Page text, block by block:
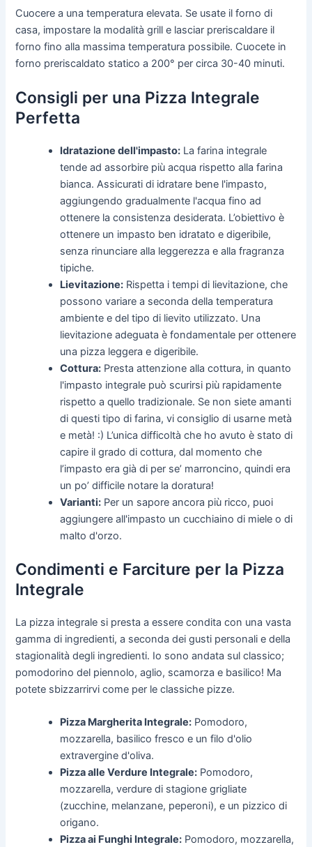
Cuocere a una temperatura elevata. Se usate il forno di
casa, impostare la modalità grill e lasciar preriscaldare il
forno fino alla massima temperatura possibile. Cuocete in
forno preriscaldato statico a 200° per circa 30-40 minuti.
Consigli per una Pizza Integrale
Perfetta
Idratazione dell'impasto: La farina integrale
tende ad assorbire più acqua rispetto alla farina
bianca. Assicurati di idratare bene l'impasto,
aggiungendo gradualmente l'acqua fino ad
ottenere la consistenza desiderata. L’obiettivo è
ottenere un impasto ben idratato e digeribile,
senza rinunciare alla leggerezza e alla fragranza
tipiche.
Lievitazione: Rispetta i tempi di lievitazione, che
possono variare a seconda della temperatura
ambiente e del tipo di lievito utilizzato. Una
lievitazione adeguata è fondamentale per ottenere
una pizza leggera e digeribile.
Cottura: Presta attenzione alla cottura, in quanto
l'impasto integrale può scurirsi più rapidamente
rispetto a quello tradizionale. Se non siete amanti
di questi tipo di farina, vi consiglio di usarne metà
e metà! :) L’unica difficoltà che ho avuto è stato di
capire il grado di cottura, dal momento che
l’impasto era già di per se’ marroncino, quindi era
un po’ difficile notare la doratura!
Varianti: Per un sapore ancora più ricco, puoi
aggiungere all'impasto un cucchiaino di miele o di
malto d'orzo.
Condimenti e Farciture per la Pizza
Integrale
La pizza integrale si presta a essere condita con una vasta
gamma di ingredienti, a seconda dei gusti personali e della
stagionalità degli ingredienti. Io sono andata sul classico;
pomodorino del piennolo, aglio, scamorza e basilico! Ma
potete sbizzarrirvi come per le classiche pizze.
Pizza Margherita Integrale: Pomodoro,
mozzarella, basilico fresco e un filo d'olio
extravergine d'oliva.
Pizza alle Verdure Integrale: Pomodoro,
mozzarella, verdure di stagione grigliate
(zucchine, melanzane, peperoni), e un pizzico di
origano.
Pizza ai Funghi Integrale: Pomodoro, mozzarella,